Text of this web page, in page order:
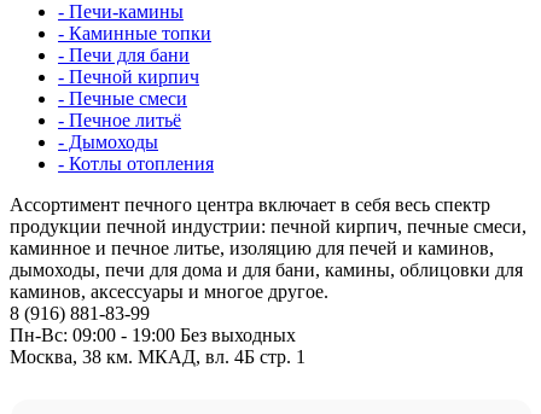
- Печи-камины
- Каминные топки
- Печи для бани
- Печной кирпич
- Печные смеси
- Печное литьё
- Дымоходы
- Котлы отопления
Ассортимент печного центра включает в себя весь спектр
продукции печной индустрии: печной кирпич, печные смеси,
каминное и печное литье, изоляцию для печей и каминов,
дымоходы, печи для дома и для бани, камины, облицовки для
каминов, аксессуары и многое другое.
8 (916) 881-83-99
Пн-Вс: 09:00 - 19:00 Без выходных
Москва, 38 км. МКАД, вл. 4Б стр. 1